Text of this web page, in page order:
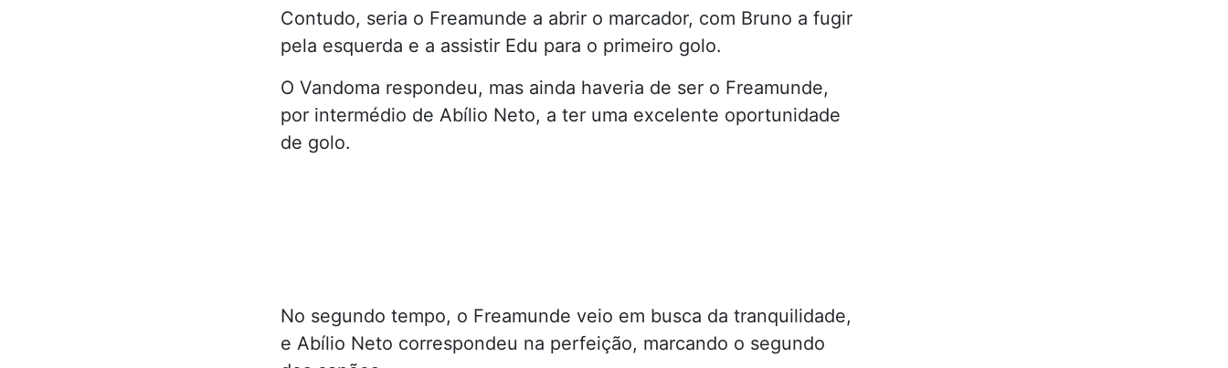
Contudo, seria o Freamunde a abrir o marcador, com Bruno a fugir
pela esquerda e a assistir Edu para o primeiro golo.
O Vandoma respondeu, mas ainda haveria de ser o Freamunde,
por intermédio de Abílio Neto, a ter uma excelente oportunidade
de golo.
No segundo tempo, o Freamunde veio em busca da tranquilidade,
e Abílio Neto correspondeu na perfeição, marcando o segundo